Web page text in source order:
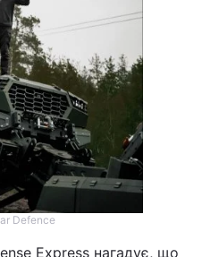
Defence
Express нагадує, що